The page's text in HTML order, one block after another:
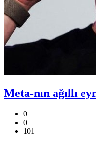
Meta-nın ağıllı
0
0
101